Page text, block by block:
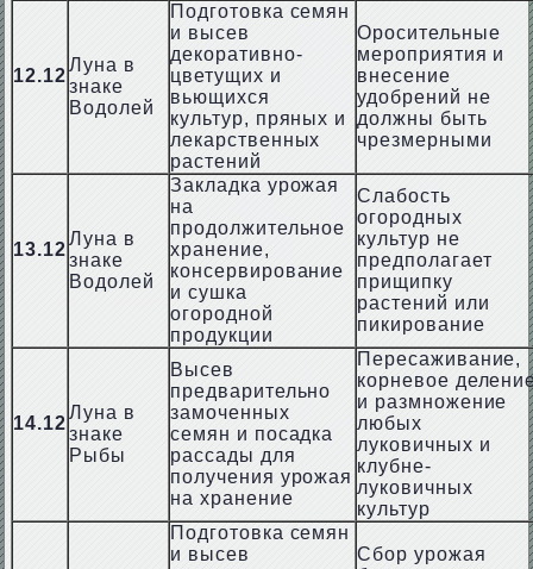
12.12
Луна в
знаке
Водолей
Подготовка семян
и высев
декоративно-
цветущих и
вьющихся
культур, пряных и
лекарственных
растений
Оросительные
мероприятия и
внесение
удобрений не
должны быть
чрезмерными
13.12
Луна в
знаке
Водолей
Закладка урожая
на
продолжительное
хранение,
консервирование
и сушка
огородной
продукции
Слабость
огородных
культур не
предполагает
прищипку
растений или
пикирование
14.12
Луна в
знаке
Рыбы
Высев
предварительно
замоченных
семян и посадка
рассады для
получения урожая
на хранение
Пересаживание,
корневое
и размножение
любых
луковичных и
клубне-
луковичных
культур
Подготовка семян
и высев
Сбор урожая